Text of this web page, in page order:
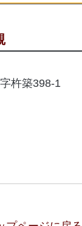
杵築398-1